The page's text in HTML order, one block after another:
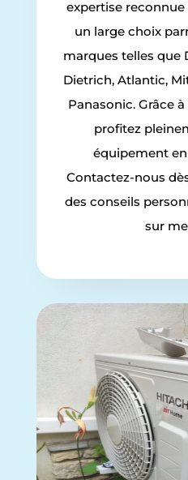
expertise
un large choix
marques telles que
Dietrich, Atlantic,
Panasonic. Grâce
profitez
équipement
Contactez-nous
des conseils
sur